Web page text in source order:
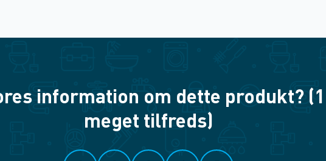
information om dette produkt?
meget tilfreds)